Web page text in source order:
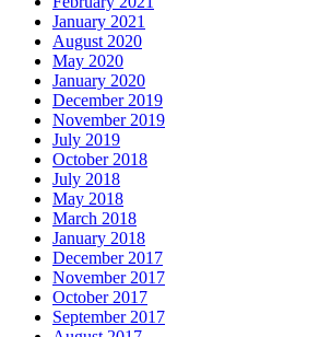
January 2021
August 2020
May 2020
January 2020
December 2019
November 2019
July 2019
October 2018
July 2018
May 2018
March 2018
January 2018
December 2017
November 2017
October 2017
September 2017